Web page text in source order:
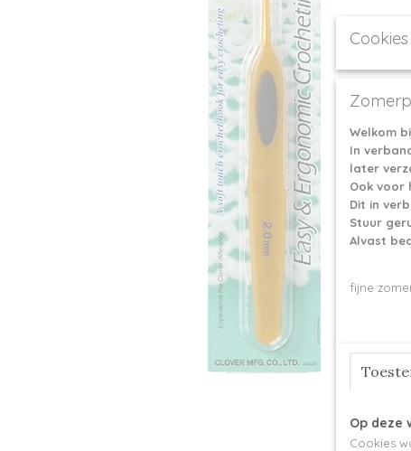
Welkom
In
later
Ook voor
Dit in
Stuur
Alvast
fijne
Op deze
Cookies